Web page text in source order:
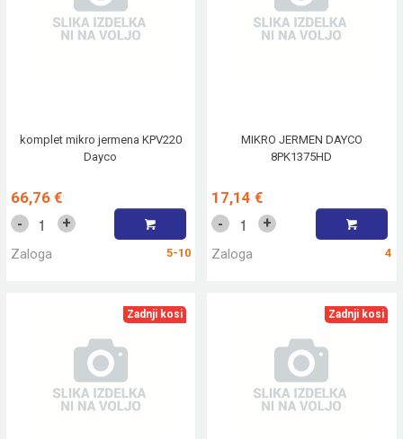
komplet mikro jermena KPV220
Dayco
66,76 €
- +
Zaloga 5-10
MIKRO JERMEN DAYCO
8PK1375HD
17,14 €
- +
Zaloga 4
Zadnji kosi Zadnji kosi